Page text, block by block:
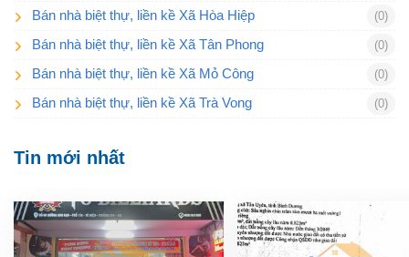
Bán nhà biệt thự, liền kề Xã Hòa Hiệp (0)
Bán nhà biệt thự, liền kề Xã Tân Phong (0)
Bán nhà biệt thự, liền kề Xã Mỏ Công (0)
Bán nhà biệt thự, liền kề Xã Trà Vong (0)
Tin mới nhất